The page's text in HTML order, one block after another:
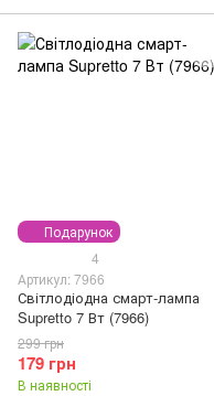
Подарунок
4
Артикул: 7966
Світлодіодна смарт-лампа
Supretto 7 Вт (7966)
179 грн
299 грн
В наявності